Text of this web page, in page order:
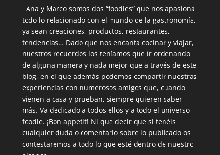
Ana y Marco somos dos “foodies” que nos apasiona
todo lo relacionado con el mundo de la gastronomía,
ya sean creaciones, productos, restaurantes,
tendencias… Dado que nos encanta cocinar y viajar,
nuestros recuerdos los teníamos que ir ordenando
de alguna manera y nada mejor que a través de este
blog, en el que además podemos compartir nuestras
experiencias con numerosos amigos que, cuando
vienen a casa y prueban, siempre quieren saber
más. Va dedicado a todos ellos y a todo el universo
foodie. ¡Bon appetit! Ni que decir que si tenéis
cualquier duda o comentario sobre lo publicado os
contestaremos a todo lo que esté dentro de nuestro